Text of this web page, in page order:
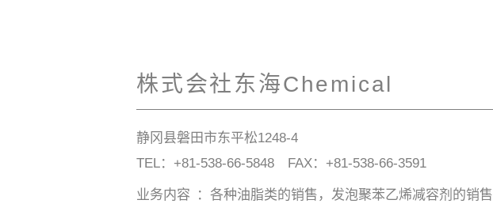
株式会社东海Chemical
静冈县磐田市东平松1248-4
TEL： +81-538-66-5848 FAX：+81-538-66-3591
业务内容 各种油脂类的销售，发泡聚苯乙烯减容剂的销售